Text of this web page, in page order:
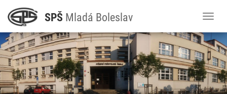
SPŠ M ladá Boleslav